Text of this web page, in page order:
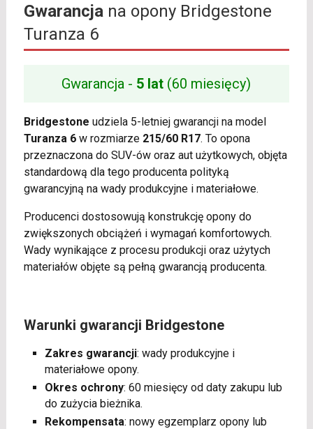
Gwarancjana opony Bridgestone
Turanza 6
Gwarancja - 5 lat (60 miesięcy)
Bridgestone udziela 5-letniej gwarancji na model
Turanza 6w rozmiarze 215/60 R17. To opona
przeznaczona do SUV-ów oraz aut użytkowych, objęta
standardową dla tego producenta polityką
gwarancyjną na wady produkcyjne i materiałowe.
Producenci dostosowują konstrukcję opony do
zwiększonych obciążeń i wymagań komfortowych.
Wady wynikające z procesu produkcji oraz użytych
materiałów objęte są pełną gwarancją producenta.
Warunki gwarancji Bridgestone
Zakres gwarancji: wady produkcyjne i
materiałowe opony.
Okres ochrony: 60 miesięcy od daty zakupu lub
do zużycia bieżnika.
Rekompensata: nowy egzemplarz opony lub